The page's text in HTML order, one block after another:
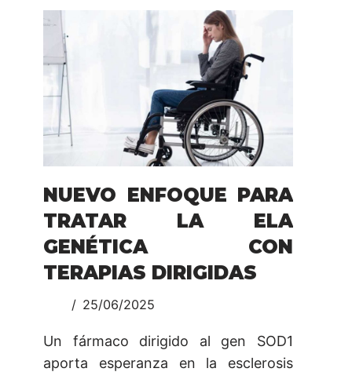
NUEVO ENFOQUE PARA
TRATAR LA ELA
GENÉTICA CON
TERAPIAS DIRIGIDAS
25/06/2025
Un fármaco dirigido al gen SOD1
aporta esperanza en la esclerosis